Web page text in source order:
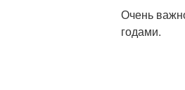
Очень
годами.